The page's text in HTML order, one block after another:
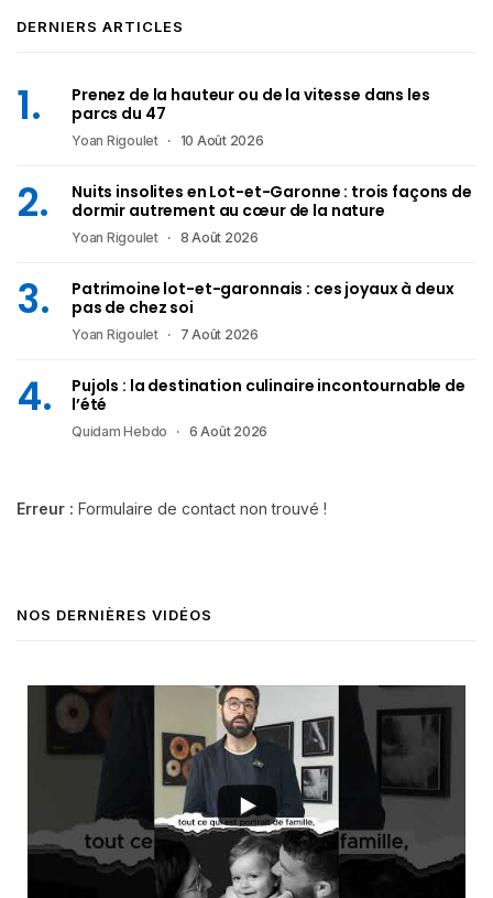
DERNIERS ARTICLES
Prenez de la hauteur ou de la vitesse dans les
parcs du 47
Yoan Rigoulet 10 Août 2026
Nuits insolites en Lot-et-Garonne : trois façons de
dormir autrement au cœur de la nature
Yoan Rigoulet 8 Août 2026
Patrimoine lot-et-garonnais : ces joyaux à deux
pas de chez soi
Yoan Rigoulet 7 Août 2026
Pujols : la destination culinaire incontournable de
l’été
Quidam Hebdo 6 Août 2026
Erreur : Formulaire de contact non trouvé !
NOS DERNIÈRES VIDÉOS